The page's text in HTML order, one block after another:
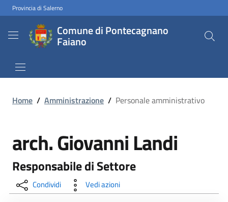
Provincia di Salerno
Comune di Pontecagnano
Faiano
Home / Amministrazione / Personale amministrativo
arch. Giovanni Landi
Responsabile di Settore
Condividi Vedi azioni